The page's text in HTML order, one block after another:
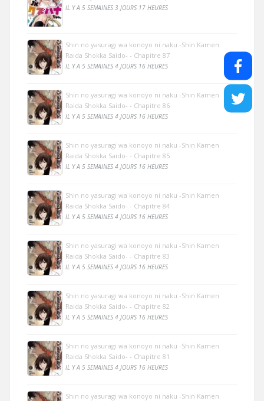
IL Y A 5 SEMAINES 3 JOURS 17 HEURES
Shin no yasuragi wa konoyo ni naku -Shin Kamen
Raida Shokka Saido- - Chapitre 87
IL Y A 5 SEMAINES 4 JOURS 16 HEURES
Shin no yasuragi wa konoyo ni naku -Shin Kamen
Raida Shokka Saido- - Chapitre 86
IL Y A 5 SEMAINES 4 JOURS 16 HEURES
Shin no yasuragi wa konoyo ni naku -Shin Kamen
Raida Shokka Saido- - Chapitre 85
IL Y A 5 SEMAINES 4 JOURS 16 HEURES
Shin no yasuragi wa konoyo ni naku -Shin Kamen
Raida Shokka Saido- - Chapitre 84
IL Y A 5 SEMAINES 4 JOURS 16 HEURES
Shin no yasuragi wa konoyo ni naku -Shin Kamen
Raida Shokka Saido- - Chapitre 83
IL Y A 5 SEMAINES 4 JOURS 16 HEURES
Shin no yasuragi wa konoyo ni naku -Shin Kamen
Raida Shokka Saido- - Chapitre 82
IL Y A 5 SEMAINES 4 JOURS 16 HEURES
Shin no yasuragi wa konoyo ni naku -Shin Kamen
Raida Shokka Saido- - Chapitre 81
IL Y A 5 SEMAINES 4 JOURS 16 HEURES
Shin no yasuragi wa konoyo ni naku -Shin Kamen